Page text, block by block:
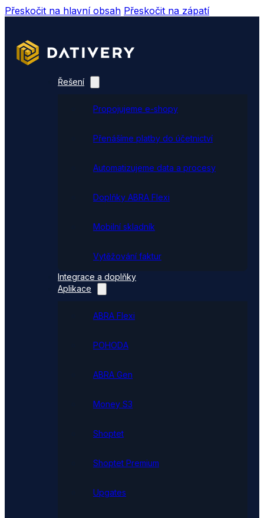
Přeskočit na hlavní obsah Přeskočit na zápatí
Řešení
Propojujeme e-shopy
Přenášíme platby do účetnictví
Automatizujeme data a procesy
Doplňky ABRA Flexi
Mobilní skladník
Vytěžování faktur
Integrace a doplňky
Aplikace
ABRA Flexi
POHODA
ABRA Gen
Money S3
Shoptet
Shoptet Premium
Upgates